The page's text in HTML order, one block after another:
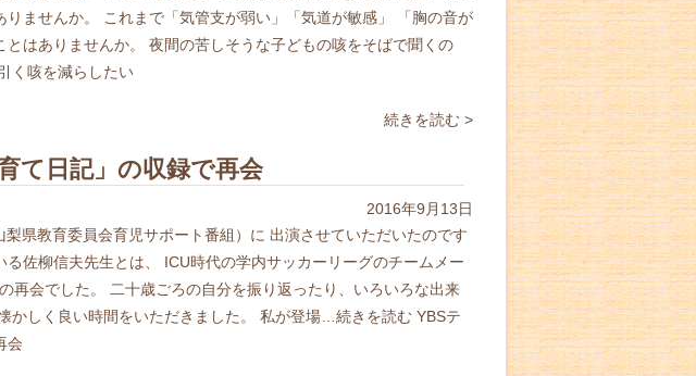
りませんか。 これまで「気管支が弱い」「気道が敏感」 「胸の音が
とはありませんか。 夜間の苦しそうな子どもの咳をそばで聞くの
く咳を減らしたい
続きを読む >
て日記」の収録で再会
2016年9月13日
県教育委員会育児サポート番組）に 出演させていただいたのです
佐柳信夫先生とは、 ICU時代の学内サッカーリーグのチームメー
再会でした。 二十歳ごろの自分を振り返ったり、いろいろな出来
かしく良い時間をいただきました。 私が登場… 続きを読む YBSテ
会